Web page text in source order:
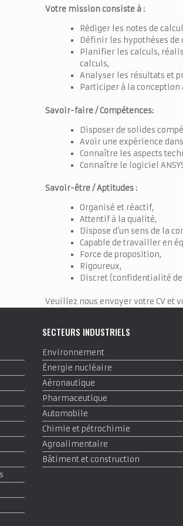
Votre mission consiste à :
Rédiger les notes de
Définir les hypothèses de
Planifier les calculs,
calculs,
Analyser les résultats et
Participer à la conception
Savoir-faire / Compétences:
Disposer de solides
Avoir une expérience
Connaître les aspects
Connaître le logiciel
Savoir-être / Aptitudes :
Organisé et réactif,
Attentif à la qualité,
Dispose d’un sens de la
Capable de travailler en
Force de proposition,
Rigoureux,
Discret (confidentialité
Veuillez nous envoyer votre CV
SECTEURS INDUSTRIELS
Environnement
Énergie nucléaire
Aéronautique
Pharmaceutique
Automobile
Chimie et pétrochimie
Agroalimentaire
Bâtiment et construction